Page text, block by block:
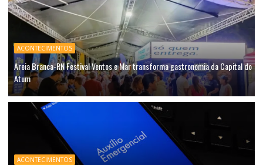
ACONTECIMENTOS
Areia Branca-RN Festival Ventos e Mar transforma gastronomia da Capital do
Atum
ACONTECIMENTOS